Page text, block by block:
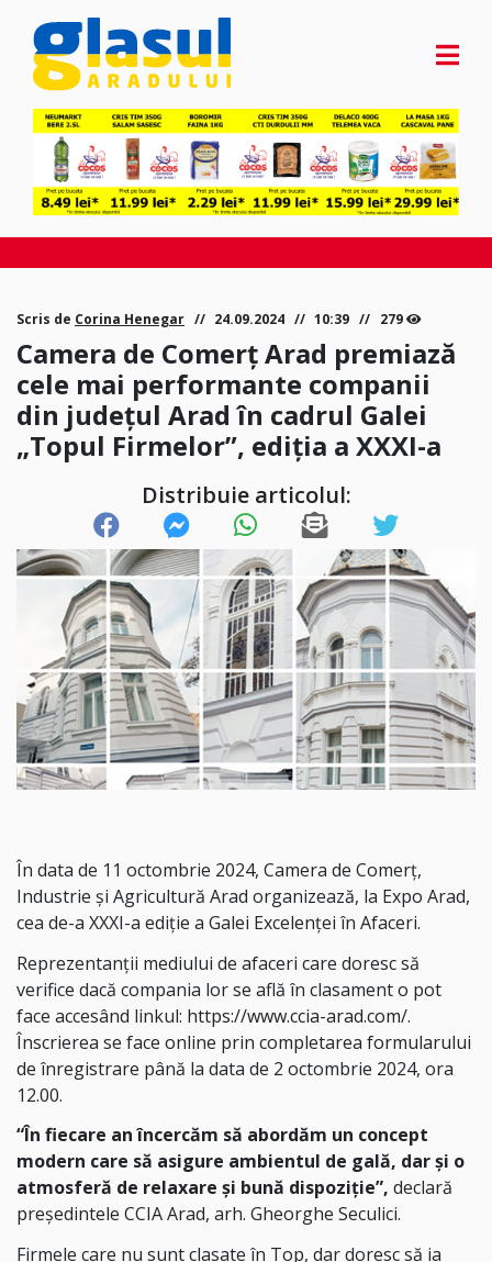
Scris de Corina Henegar 24.09.2024 10:39 279
Camera de Comerţ Arad premiază
cele mai performante companii
din judeţul Arad în cadrul Galei
„Topul Firmelor”, ediția a XXXI-a
Distribuie articolul:
În data de 11 octombrie 2024, Camera de Comerț,
Industrie și Agricultură Arad organizează, la Expo Arad,
cea de-a XXXI-a ediție a Galei Excelenței în Afaceri.
Reprezentanții mediului de afaceri care doresc să
verifice dacă compania lor se află în clasament o pot
face accesând linkul: https://www.ccia-arad.com/.
Înscrierea se face online prin completarea formularului
de înregistrare până la data de 2 octombrie 2024, ora
12.00.
“În fiecare an încercăm să abordăm un concept
modern care să asigure ambientul de gală, dar şi o
atmosferă de relaxare și bună dispoziție”, declară
președintele CCIA Arad, arh. Gheorghe Seculici.
Firmele care nu sunt clasate în Top, dar doresc să ia